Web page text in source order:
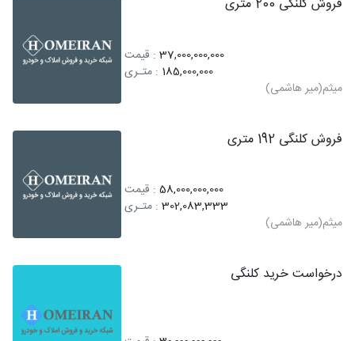
فروش کلنگی 200 متری
37,000,000,000 : قیمت
185,000,000 : متـری
میثم(میر هاشمی)
فروش کلنگی 192 متری
58,000,000,000 : قیمت
302,083,333 : متـری
میثم(میر هاشمی)
درخواست خرید کلنگی